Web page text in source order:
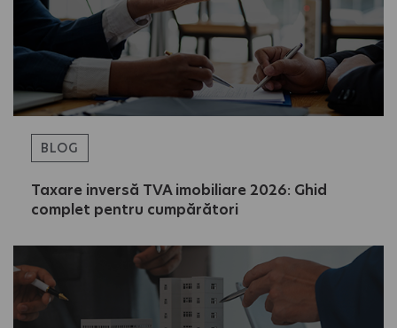
BLOG
Taxare inversă TVA imobiliare 2026: Ghid
complet pentru cumpărători